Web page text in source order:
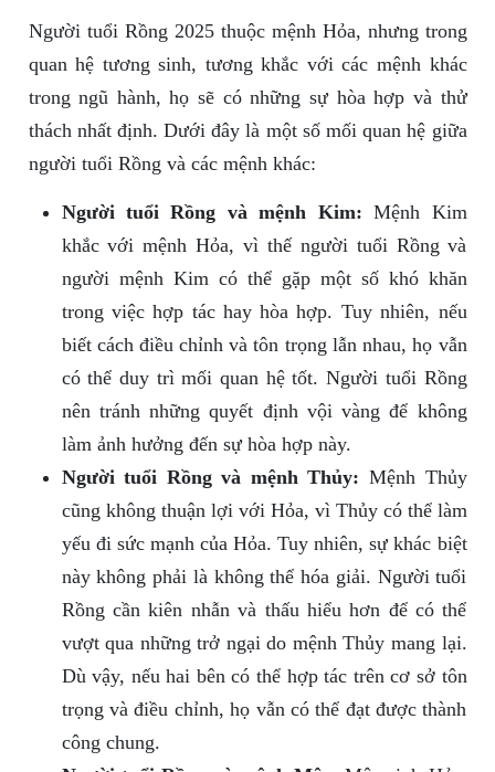
Người tuổi Rồng 2025 thuộc mệnh Hỏa, nhưng trong
quan hệ tương sinh, tương khắc với các mệnh khác
trong ngũ hành, họ sẽ có những sự hòa hợp và thử
thách nhất định. Dưới đây là một số mối quan hệ giữa
người tuổi Rồng và các mệnh khác:
Người tuổi Rồng và mệnh Kim: Mệnh Kim
khắc với mệnh Hỏa, vì thế người tuổi Rồng và
người mệnh Kim có thể gặp một số khó khăn
trong việc hợp tác hay hòa hợp. Tuy nhiên, nếu
biết cách điều chỉnh và tôn trọng lẫn nhau, họ vẫn
có thể duy trì mối quan hệ tốt. Người tuổi Rồng
nên tránh những quyết định vội vàng để không
làm ảnh hưởng đến sự hòa hợp này.
Người tuổi Rồng và mệnh Thủy: Mệnh Thủy
cũng không thuận lợi với Hỏa, vì Thủy có thể làm
yếu đi sức mạnh của Hỏa. Tuy nhiên, sự khác biệt
này không phải là không thể hóa giải. Người tuổi
Rồng cần kiên nhẫn và thấu hiểu hơn để có thể
vượt qua những trở ngại do mệnh Thủy mang lại.
Dù vậy, nếu hai bên có thể hợp tác trên cơ sở tôn
trọng và điều chỉnh, họ vẫn có thể đạt được thành
công chung.